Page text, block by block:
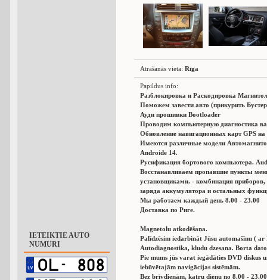
IETEIKTIE AUTO
NUMURI
Atrašanās vieta: Rīga
Papildus info:
Разблокировка и Раскодировка
Поможем завести авто (прикурить
Ауди прошивки Bootloader
Проводим компьютерную диагностика
Обновление навигационных карт GPS на
Имеются различные модели
Аndroide 14.
Русификация бортового компьютера.
Восстанавливаем пропавшие пункты
установщиками. - комбинация
заряда аккумулятора и остальных
Мы работаем каждый день 8.00 - 23.00
Доставка по Риге.
Magnetolu atkodēšana.
Palīdzēsim iedarbināt Jūsu automašīnu ( ar
Autodiagnostika, kludu dzesana. Borta
Pie mums jūs varat iegādāties DVD diskus
iebūvētajām navigācijas sistēmām.
Bez brīvdienām, katru dienu no 8.00 - 23.00